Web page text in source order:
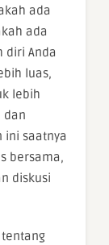
ada
ada
diri Anda
luas,
lebih
dan
ini saatnya
bersama,
diskusi